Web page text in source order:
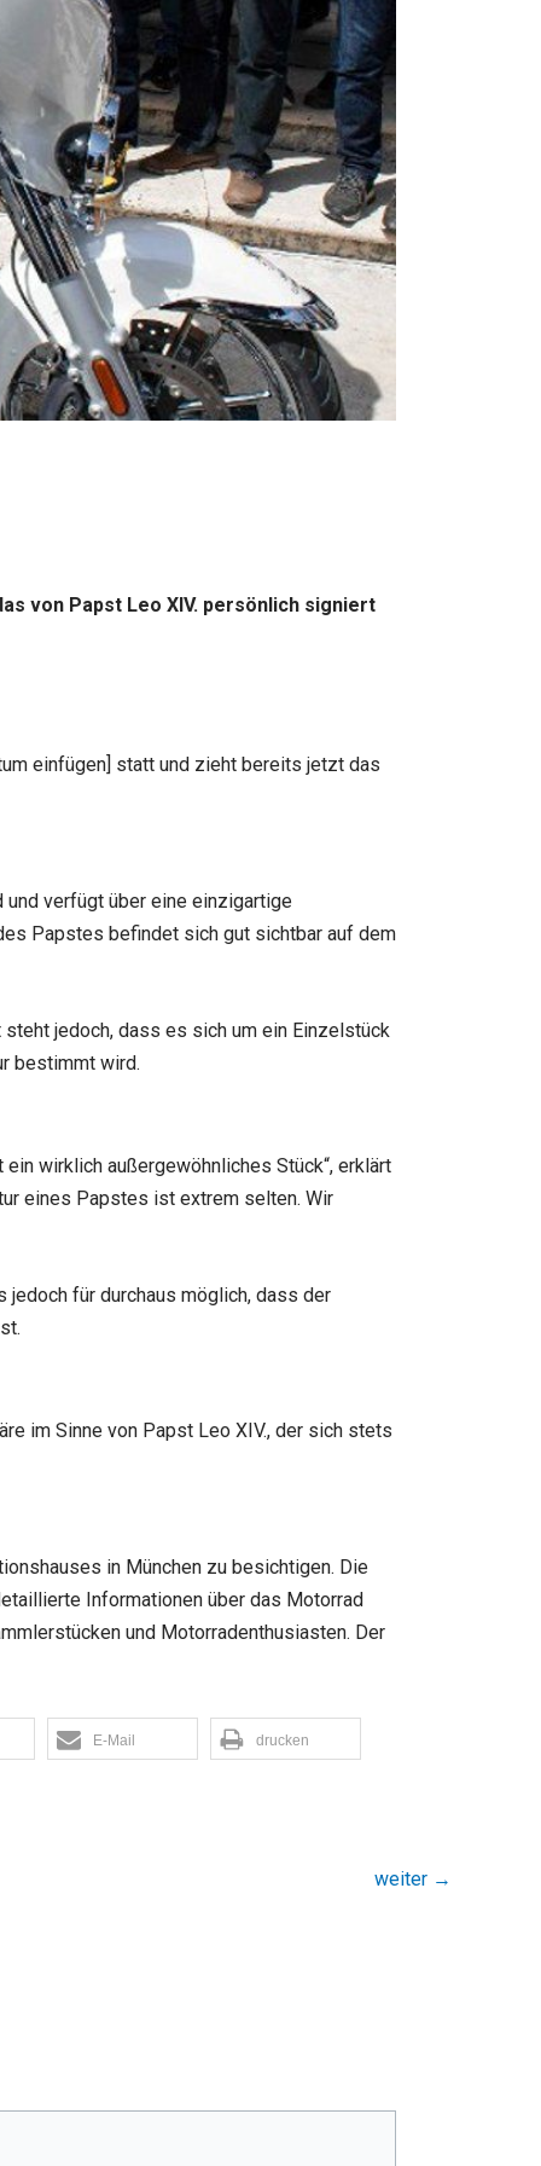
von Papst Leo XIV. persönlich signiert
einfügen] statt und zieht bereits jetzt das
verfügt über eine einzigartige
Papstes befindet sich gut sichtbar auf dem
jedoch, dass es sich um ein Einzelstück
bestimmt wird.
wirklich außergewöhnliches Stück“, erklärt
eines Papstes ist extrem selten. Wir
jedoch für durchaus möglich, dass der
im Sinne von Papst Leo XIV., der sich stets
in München zu besichtigen. Die
Informationen über das Motorrad
und Motorradenthusiasten. Der
E-Mail drucken
weiter →